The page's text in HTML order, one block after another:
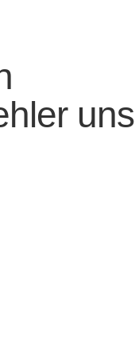
uns